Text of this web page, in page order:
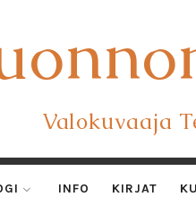
Valokuvaaja
INFO KIRJAT